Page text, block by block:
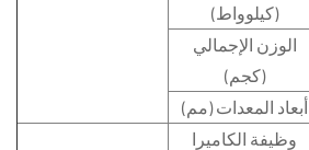
(كيلوواط)
الوزن الإجمالي
(كجم)
أبعاد المعدات (مم)
وظيفة الكاميرا